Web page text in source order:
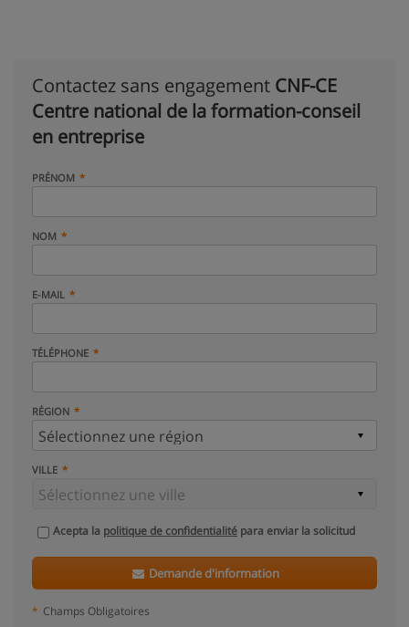
Contactez sans engagement CNF-CE
Centre national de la formation-conseil
en entreprise
PRÉNOM
NOM
E-MAIL
TÉLÉPHONE
RÉGION
VILLE
Acepta la politique de confidentialité para enviar la solicitud
Demande d'information
* Champs Obligatoires